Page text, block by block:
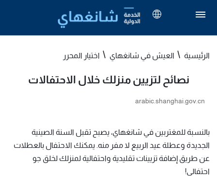
الرئيسية العيش في شانغهاي اختيار المحرر
نصائح لتزيين منزلك خلال الاحتفالات
arabic.shanghai.gov.cn
بالنسبة للمغتربين في شانغهاي، يصبح تقبل السنة الصينية
الجديدة وعطلة عيد الربيع لا مفر منه. يمكنك الاحتفال بالعطلات
عن طريق إضافة تزيينات تقليدية واحتفالية لمنزلك لخلق جو
احتفالي!